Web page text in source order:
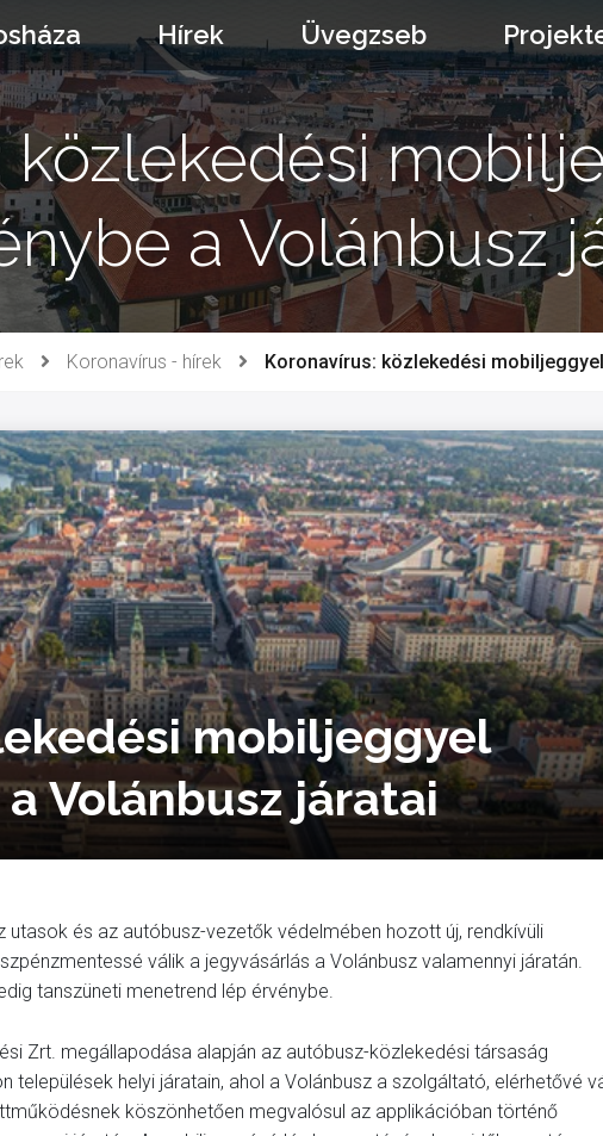
Hírek Üvegzseb
közlekedési
a Volánbusz
Koronavírus - hírek Koronavírus: közlekedési
mobiljeggyel
Volánbusz járatai
utasok és az autóbusz-vezetők védelmében hozott új, rendkívüli
válik a jegyvásárlás a Volánbusz valamennyi járatán.
tanszüneti menetrend lép érvénybe.
Zrt. megállapodása alapján az autóbusz-közlekedési társaság
települések helyi járatain, ahol a Volánbusz a szolgáltató, elérhetővé
köszönhetően megvalósul az applikációban történő